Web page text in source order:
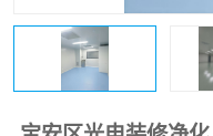
洁净棚